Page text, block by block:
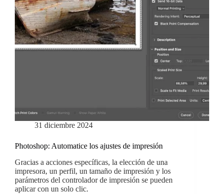
31 diciembre 2024
Photoshop: Automatice los ajustes de impresión
Gracias a acciones específicas, la elección de una
impresora, un perfil, un tamaño de impresión y los
parámetros del controlador de impresión se pueden
aplicar con un solo clic.